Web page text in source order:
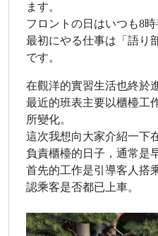
ます。
フロントの日はいつも8時
最初にやる仕事は「語り
です。
在觀洋的實習生活也終於
最近的班表主要以櫃檯工
所變化。
這次我想向大家介紹一下
負責櫃檯的日子，通常是
首先的工作是引導客人搭
認乘客是否都已上車。